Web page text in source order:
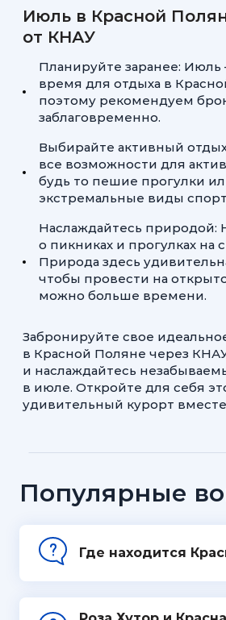
Июль в Красной
от КНАУ
Планируйте заранее:
время для отдыха в
поэтому рекомендуем
заблаговременно.
Выбирайте активный
все возможности для
будь то пешие прогулки
экстремальные виды
Наслаждайтесь природой:
о пикниках и прогулках на
Природа здесь
чтобы провести на
можно больше времени.
Забронируйте свое
в Красной Поляне через
и наслаждайтесь
в июле. Откройте для себя
удивительный курорт
Популярные
Где находится